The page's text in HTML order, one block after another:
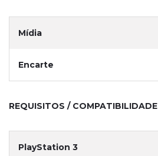
Mídia
Encarte
REQUISITOS / COMPATIBILIDADE
PlayStation 3